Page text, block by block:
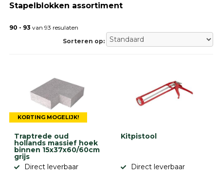
Sierbestrating
Gebakken
Wildverband
Muurelementen
Straatklinkers
Opsluitbanden
Betonbanden
Palissades
Stapelblokken
Stapelblokken assortiment
90 - 93 van 93 resulaten
Sorteren op:
KORTING MOGELIJK!
Traptrede oud
hollands massief hoek
binnen 15x37x60/60cm
grijs
Direct leverbaar
Kitpistool
Direct leverbaar